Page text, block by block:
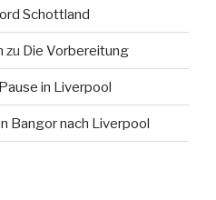
Schottland
zu Die Vorbereitung
in Liverpool
Bangor nach Liverpool